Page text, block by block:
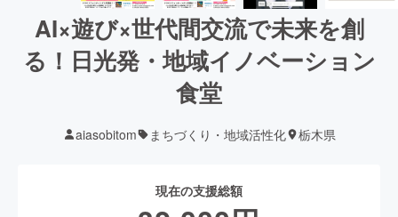
AI×遊び×世代間交流で未来を創
る！日光発・地域イノベーション
食堂
aiasobitom まちづくり・地域活性化 栃木県
現在の支援総額